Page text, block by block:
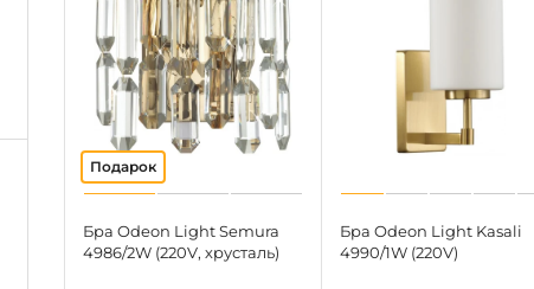
Бра Odeon Light Semura
4986/2W (220V, хрусталь)
Бра Odeon Light Kasali
4990/1W (220V)